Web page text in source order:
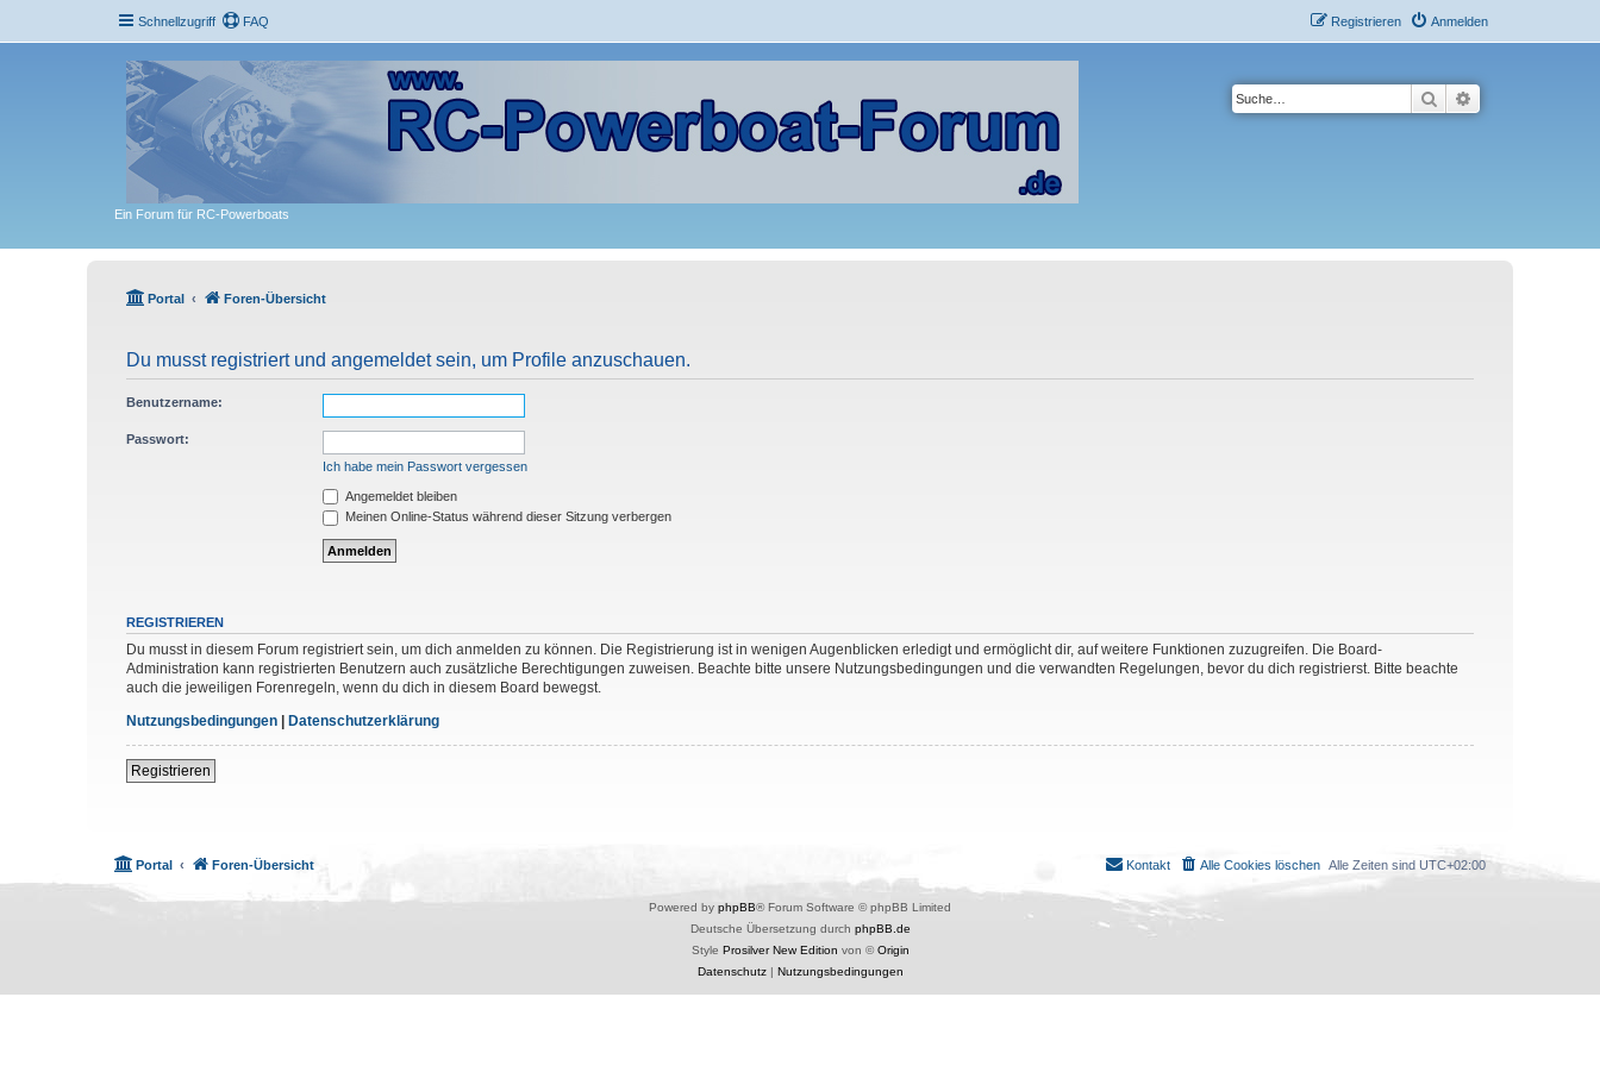
Schnellzugriff FAQ Anmelden
Registrieren
Ein Forum für RC-Powerboats
Suche
Portal Foren-Übersicht
Du musst registriert und angemeldet sein, um Profile anzuschauen.
Benutzername:
Passwort:
Ich habe mein Passwort vergessen
Angemeldet bleiben
Meinen Online-Status während dieser Sitzung verbergen
REGISTRIEREN
Du musst in diesem Forum registriert sein, um dich anmelden zu können. Die Registrierung ist in wenigen Augenblicken erledigt und ermöglicht dir, auf weitere Funktionen zuzugreifen. Die Board-
Administration kann registrierten Benutzern auch zusätzliche Berechtigungen zuweisen. Beachte bitte unsere Nutzungsbedingungen und die verwandten Regelungen, bevor du dich registrierst. Bitte beachte
auch die jeweiligen Forenregeln, wenn du dich in diesem Board bewegst.
Nutzungsbedingungen
Datenschutzerklärung
Registrieren
Portal Foren-Übersicht Alle Zeiten sind UTC+02:00
Alle Cookies löschen
Kontakt
Powered by phpBB® Forum Software © phpBB Limited
Deutsche Übersetzung durch phpBB.de
Style Prosilver New Edition von ©Origin
Datenschutz| Nutzungsbedingungen